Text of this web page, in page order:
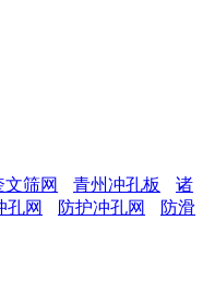
文筛网 青州冲孔板
诸
孔网 防护冲孔网
防滑